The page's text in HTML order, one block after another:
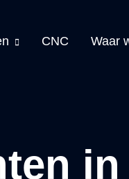
CNC Waar